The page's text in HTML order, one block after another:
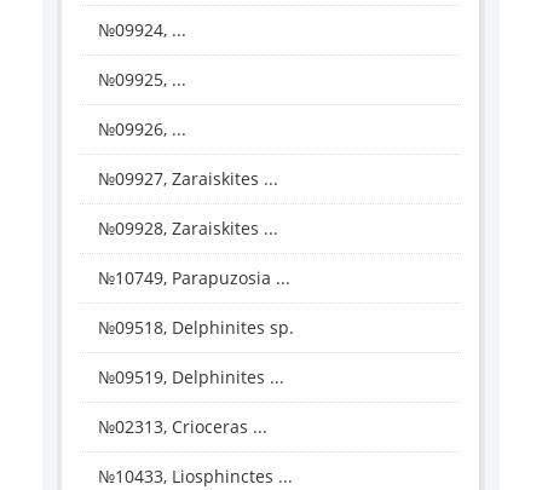
№09924, ...
№09925, ...
№09926, ...
№09927, Zaraiskites ...
№09928, Zaraiskites ...
№10749, Parapuzosia ...
№09518, Delphinites sp.
№09519, Delphinites ...
№02313, Crioceras ...
№10433, Liosphinctes ...